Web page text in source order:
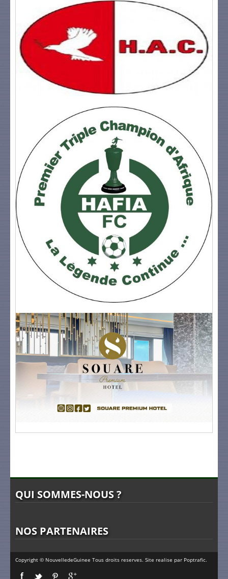
QUI SOMMES-NOUS ?
NOS PARTENAIRES
Copyright © NouvelledeGuinee Tous droits reserves. Site realise par Poptrafic.